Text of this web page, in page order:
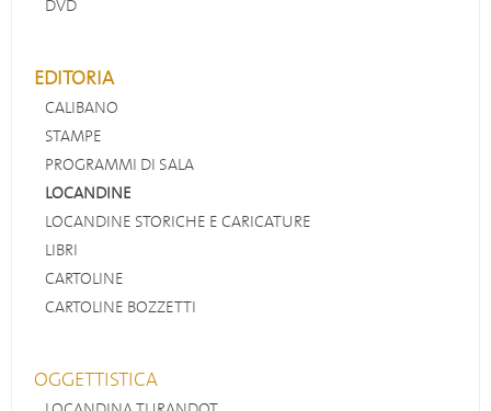
DVD
EDITORIA
CALIBANO
STAMPE
PROGRAMMI DI SALA
LOCANDINE
LOCANDINE STORICHE E CARICATURE
LIBRI
CARTOLINE
CARTOLINE BOZZETTI
OGGETTISTICA